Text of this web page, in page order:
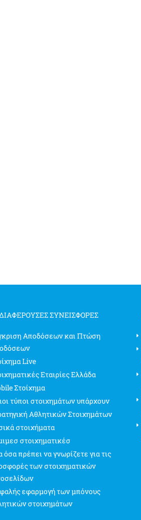
ΣΥΝΕΙΣΦΟΡΈΣ
Αποδόσεων και Πτώση
Live
Εταιρίες Ελλάδα
Στοίχημα
τύποι στοιχημάτων υπάρχουν
Αθλητικών Στοιχημάτων
στοιχήματα
στοιχηματικέσ
όσα πρέπει να γνωρίζετε για τις
των στοιχηματικών
εφαρμογή των μπόνους
στοιχημάτων